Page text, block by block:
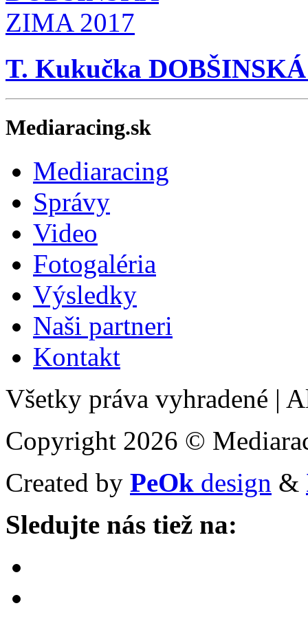
T. Kukučka
Mediaracing.sk
Mediaracing
Správy
Video
Fotogaléria
Výsledky
Naši partneri
Kontakt
Všetky práva vyhradené |
Copyright 2026 ©
Created by PeOk design &
Sledujte nás tiež na: